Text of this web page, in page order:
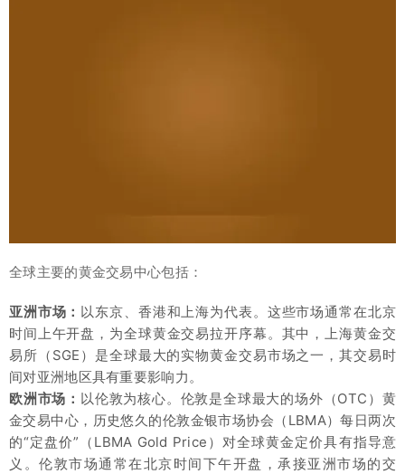
全球主要的黄金交易中心包括：
亚洲市场： 以东京、香港和上海为代表。这些市场通常在北京
时间上午开盘，为全球黄金交易拉开序幕。其中，上海黄金交
易所（SGE）是全球最大的实物黄金交易市场之一，其交易时
间对亚洲地区具有重要影响力。
欧洲市场： 以伦敦为核心。伦敦是全球最大的场外（OTC）黄
金交易中心，历史悠久的伦敦金银市场协会（LBMA）每日两次
的“定盘价”（LBMA Gold Price）对全球黄金定价具有指导意
义。伦敦市场通常在北京时间下午开盘，承接亚洲市场的交